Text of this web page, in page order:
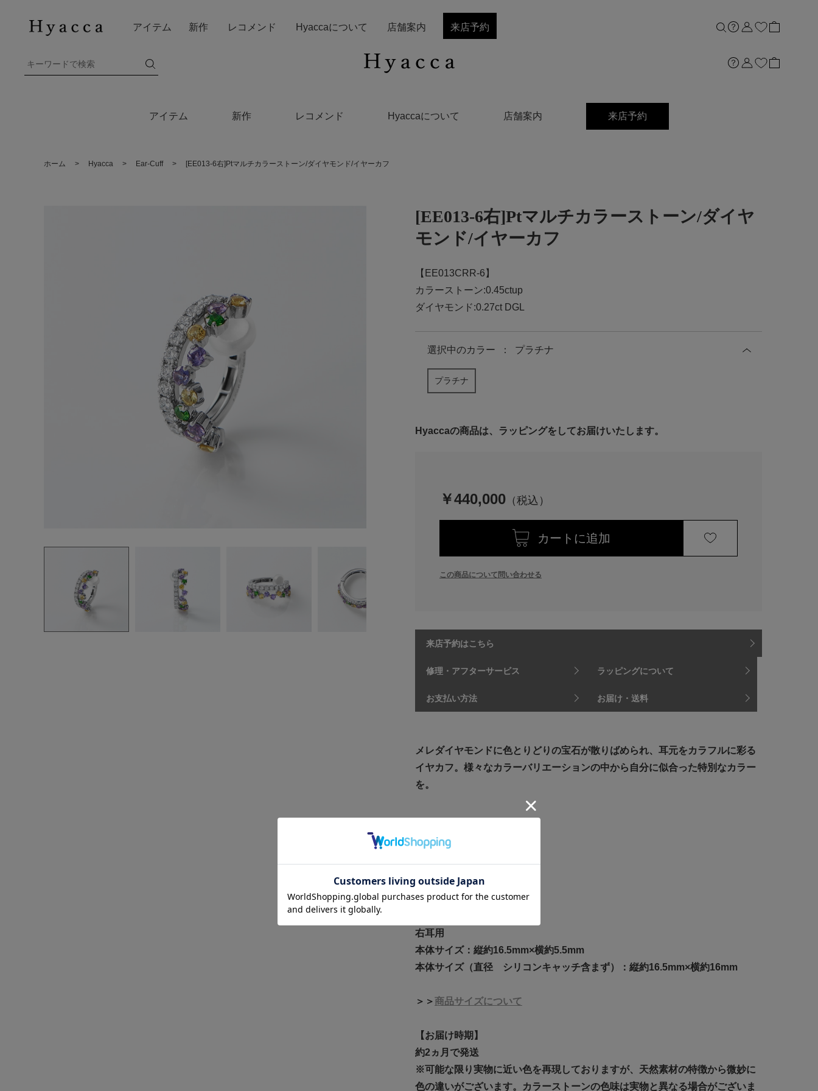
アイテム 新作 レコメンド Hyaccaについて 店舗案内 来店予約
アイテム 新作 レコメンド Hyaccaについて 店舗案内 来店予約
ホーム > Hyacca > Ear-Cuff > [EE013-6右]Ptマルチカラーストーン/ダイヤモンド/イヤーカフ
[EE013-6右]Ptマルチカラーストーン/ダイヤ
モンド/イヤーカフ
【EE013CRR-6】
カラーストーン:0.45ctup
ダイヤモンド:0.27ct DGL
選択中のカラー ： プラチナ
プラチナ
Hyaccaの商品は、ラッピングをしてお届けいたします。
￥440,000
カートに追加
この商品について問い合わせる
来店予約はこちら
修理・アフターサービス ラッピングについて
お支払い方法 お届け・送料
メレダイヤモンドに色とりどりの宝石が散りばめられ、耳元をカラフルに彩る
イヤカフ。様々なカラーバリエーションの中から自分に似合った特別なカラー
を。
素材:PT900
サファイア
ガーネット
ダイヤモンド
右耳用
本体サイズ：縦約16.5mm×横約5.5mm
本体サイズ（直径 シリコンキャッチ含まず）：縦約16.5mm×横約16mm
＞＞商品サイズについて
【お届け時期】
約2ヵ月で発送
※可能な限り実物に近い色を再現しておりますが、天然素材の特徴から微妙に
色の違いがございます。カラーストーンの色味は実物と異なる場合がございま